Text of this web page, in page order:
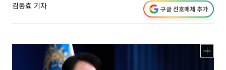
김동효 기자 구글 선호매체 추가